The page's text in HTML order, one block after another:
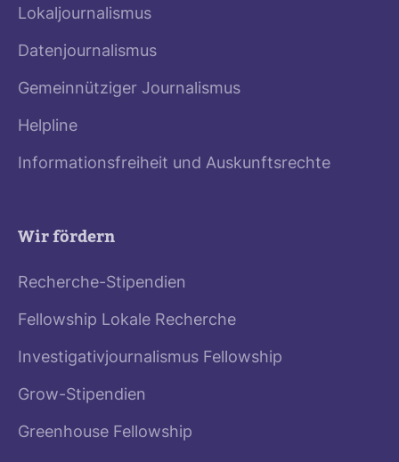
Lokaljournalismus
Datenjournalismus
Gemeinnütziger Journalismus
Helpline
Informationsfreiheit und Auskunftsrechte
Wir fördern
Recherche-Stipendien
Fellowship Lokale Recherche
Investigativjournalismus Fellowship
Grow-Stipendien
Greenhouse Fellowship